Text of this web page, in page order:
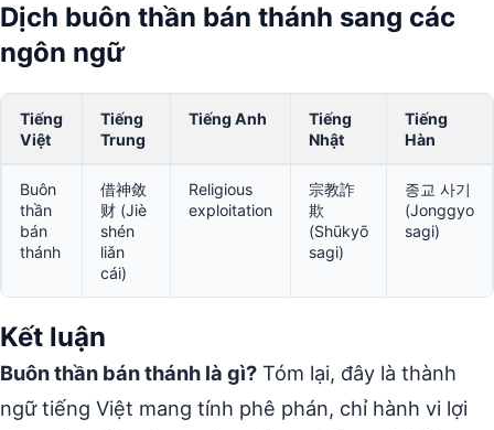
Dịch buôn thần bán thánh sang các
ngôn ngữ
Tiếng
Việt
Tiếng
Trung
Tiếng Anh
Tiếng
Nhật
Tiếng
Hàn
Buôn
thần
bán
thánh
借神敛
财 (Jiè
shén
liǎn
cái)
Religious
exploitation
宗教詐
欺
(Shūkyō
sagi)
종교 사기
(Jonggyo
sagi)
Kết luận
Buôn thần bán thánh là gì? Tóm lại, đây là thành
ngữ tiếng Việt mang tính phê phán, chỉ hành vi lợi